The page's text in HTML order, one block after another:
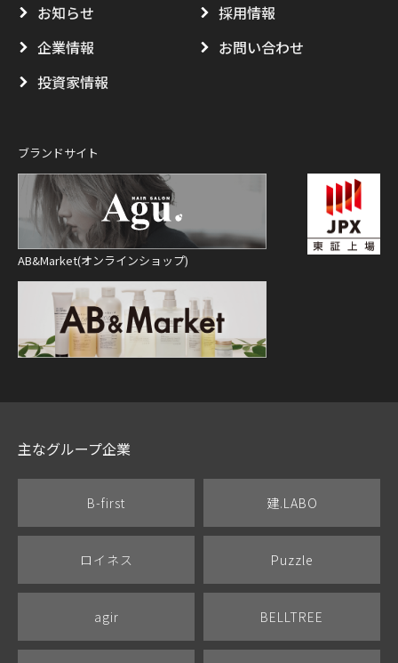
お知らせ
企業情報
投資家情報
採用情報
お問い合わせ
ブランドサイト
AB&Market(オンラインショップ)
主なグループ企業
B-first 建.LABO
ロイネス Puzzle
agir BELLTREE